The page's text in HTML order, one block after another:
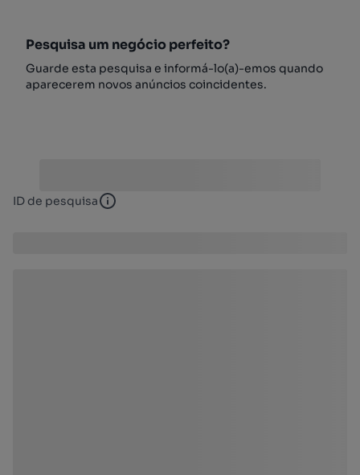
Pesquisa um negócio perfeito?
Guarde esta pesquisa e informá-lo(a)-emos quando
aparecerem novos anúncios coincidentes.
ID de pesquisa ID de pesquisa